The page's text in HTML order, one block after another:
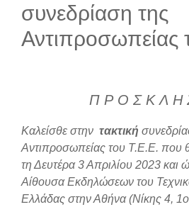
συνεδρίαση της
Αντιπροσωπείας
Π Ρ Ο Σ Κ Λ Η
Καλείσθε στην τακτική
Αντιπροσωπείας του Τ.Ε.Ε. που
τη Δευτέρα 3 Απριλίου 2023 και
Αίθουσα Εκδηλώσεων του
Ελλάδας στην Αθήνα (Νίκης 4,